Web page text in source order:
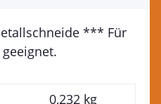
*** Für
0,232 kg